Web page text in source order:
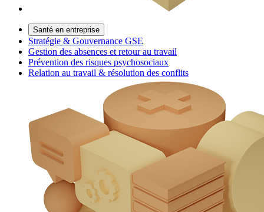
Santé en entreprise
Stratégie & Gouvernance GSE
Gestion des absences et retour au travail
Prévention des risques psychosociaux
Relation au travail & résolution des conflits